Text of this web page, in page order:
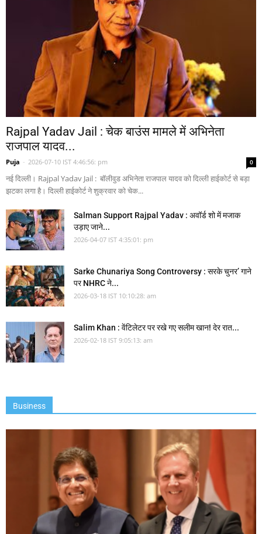
Rajpal Yadav Jail : चेक बाउंस मामले में अभिनेता
राजपाल यादव...
Puja - 2026-07-10 IST 4:46:56: pm 0
नई दिल्ली। Rajpal Yadav Jail : बॉलीवुड अभिनेता राजपाल यादव को दिल्ली हाईकोर्ट से बड़ा
झटका लगा है। दिल्ली हाईकोर्ट ने शुक्रवार को चेक...
Salman Support Rajpal Yadav : अवॉर्ड शो में मजाक
उड़ाए जाने...
2026-04-07 IST 4:35:01: pm
Sarke Chunariya Song Controversy : सरके चुनर’ गाने
पर NHRC ने...
2026-03-18 IST 10:10:28: am
Salim Khan : वेंटिलेटर पर रखे गए सलीम खान! देर रात...
2026-02-18 IST 9:05:13: am
Business